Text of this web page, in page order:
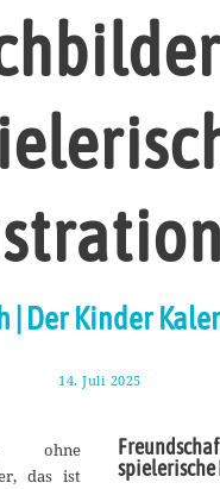
| Der Kinder
14. Juli 2025
u
l
ohne
das ist